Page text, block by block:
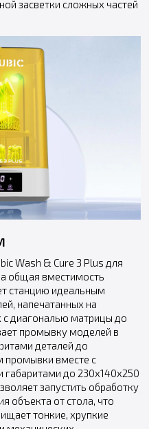
засветки сложных частей
Wash & Cure 3 Plus для
а общая вместимость
станцию идеальным
напечатанных на
диагональю матрицы до
промывку моделей в
деталей до
вместе с
до 230x140x250
запустить обработку
объекта от стола, что
тонкие, хрупкие